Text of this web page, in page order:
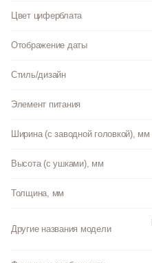
Цвет циферблата
Отображение даты
Стиль/дизайн
Элемент питания
Ширина (с заводной головкой), мм
Высота (с ушками), мм
Толщина, мм
Другие названия модели